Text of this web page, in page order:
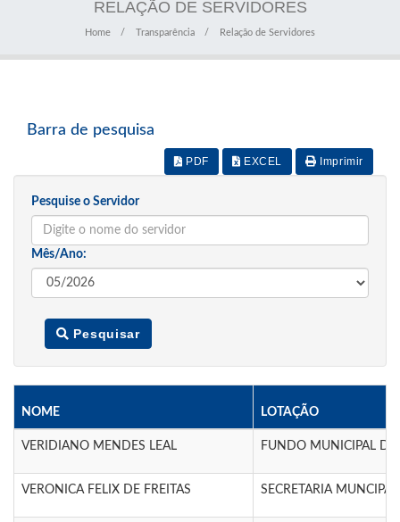
RELAÇÃO DE SERVIDORES
Home Transparência Relação de Servidores
Barra de pesquisa
PDF EXCEL Imprimir
Pesquise o Servidor
Mês/Ano:
Pesquisar
NOME LOTAÇÃO
VERIDIANO MENDES LEAL FUNDO MUNICIPAL DE
VERONICA FELIX DE FREITAS SECRETARIA